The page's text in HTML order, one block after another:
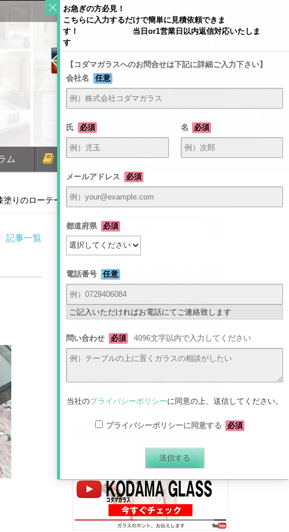
〒581-0054 大阪府八尾市南亀井町4-1-2
ム ミラーコラム お問い合わせ
塗りのローテーブルに強化フロートガラスを置かれたお客様
記事一覧
お急ぎの方必見！
こちらに入力するだけで簡単に見積依頼できま
す！ 当日or1営業日以内返信対応いたしま
す
【コダマガラスへのお問合せは下記に詳細ご入力下さい】
会社名
任意
氏 必須 名 必須
メールアドレス 必須
都道府県 必須
電話番号 任意
ご記入いただければお電話にてご連絡致します
問い合わせ 必須 4096文字以内で入力してください
当社のプライバシーポリシーに同意の上、送信してください。
プライバシーポリシーに同意する 必須